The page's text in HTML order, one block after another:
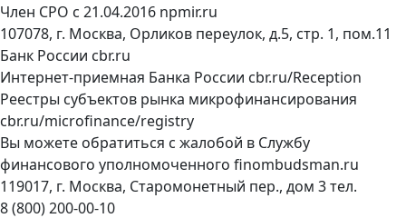
Член СРО с 21.04.2016 npmir.ru
107078, г. Москва, Орликов переулок, д.5, стр. 1, пом.11
Банк России cbr.ru
Интернет-приемная Банка России cbr.ru/Reception
Реестры субъектов рынка микрофинансирования
cbr.ru/microfinance/registry
Вы можете обратиться с жалобой в Службу
финансового уполномоченного finombudsman.ru
119017, г. Москва, Старомонетный пер., дом 3 тел.
8 (800) 200-00-10